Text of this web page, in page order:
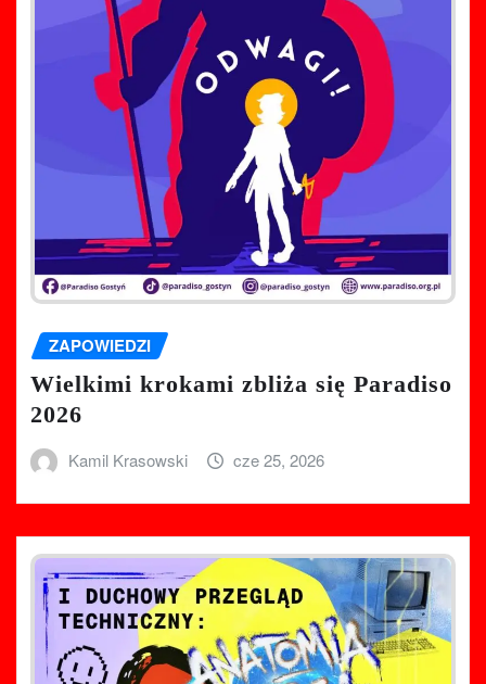
ZAPOWIEDZI
Wielkimi krokami zbliża się Paradiso
2026
Kamil Krasowski cze 25, 2026